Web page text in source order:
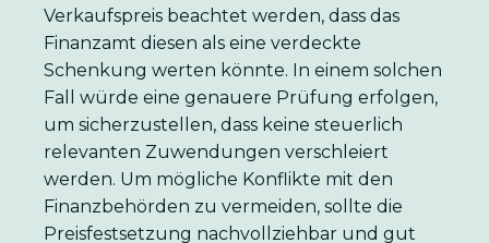
Verkaufspreis beachtet werden, dass das
Finanzamt diesen als eine verdeckte
Schenkung werten könnte. In einem solchen
Fall würde eine genauere Prüfung erfolgen,
um sicherzustellen, dass keine steuerlich
relevanten Zuwendungen verschleiert
werden. Um mögliche Konflikte mit den
Finanzbehörden zu vermeiden, sollte die
Preisfestsetzung nachvollziehbar und gut